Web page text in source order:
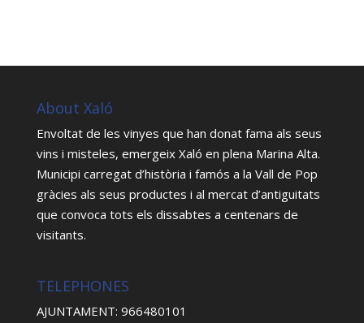
About Xaló
Envoltat de les vinyes que han donat fama als seus
vins i misteles, emergeix Xaló en plena Marina Alta.
Municipi carregat d’història i famós a la Vall de Pop
gràcies als seus productes i al mercat d’antiguitats
que convoca tots els dissabtes a centenars de
visitants.
TELEPHONES
AJUNTAMENT: 966480101